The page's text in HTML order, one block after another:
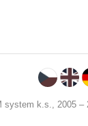
system k.s., 2005 –